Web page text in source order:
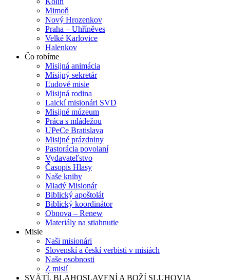
Mimoň
Nový Hrozenkov
Praha – Uhříněves
Velké Karlovice
Halenkov
Čo robíme
Misijná animácia
Misijný sekretár
Ľudové misie
Misijná rodina
Laickí misionári SVD
Misijné múzeum
Práca s mládežou
UPeCe Bratislava
Misijné prázdniny
Pastorácia povolaní
Vydavateľstvo
Časopis Hlasy
Naše knihy
Mladý Misionár
Biblický apoštolát
Biblický koordinátor
Obnova – Renew
Materiály na stiahnutie
Misie
Naši misionári
Slovenskí a českí verbisti v misiách
Naše osobnosti
Z misií
SVÄTÍ, BLAHOSLAVENÍ A BOŽÍ SLUHOVIA